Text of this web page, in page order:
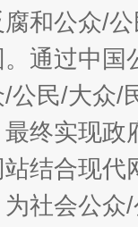
腐和公众/
通过中
公民/大众/
终实现
结合现
社会公